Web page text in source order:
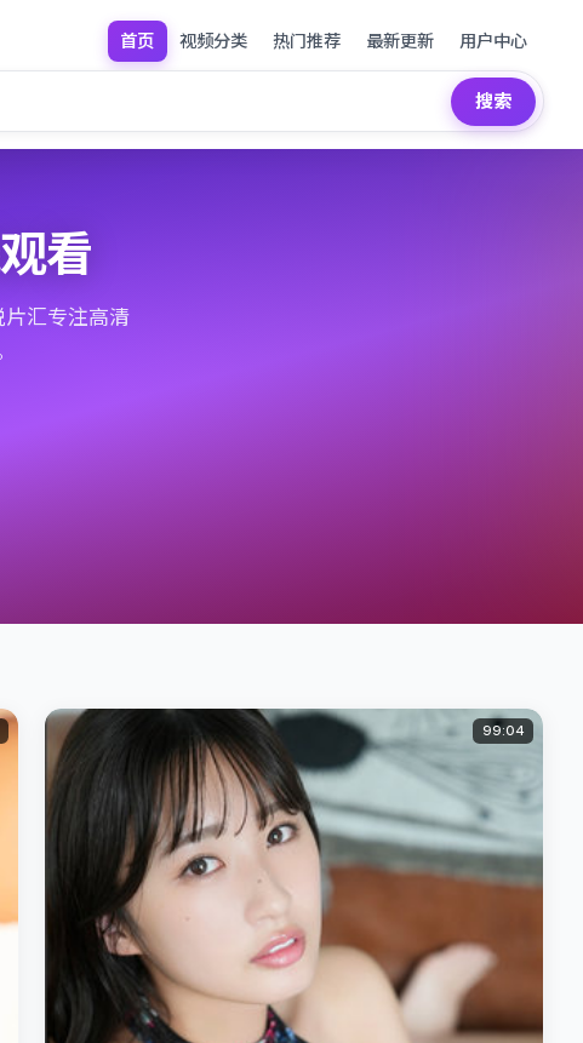
首页 视频分类 热门推荐 最新更新 用户中心
搜索
看
汇专注高清
99:04